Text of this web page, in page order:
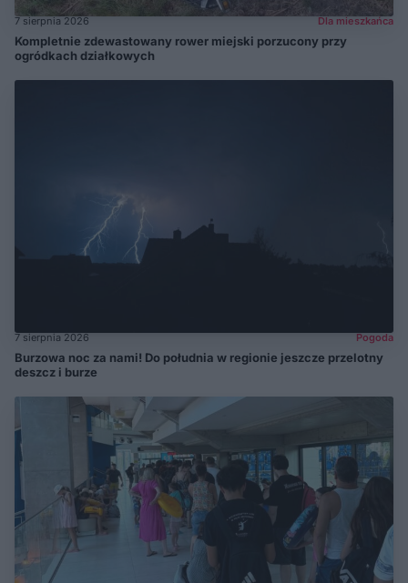
7 sierpnia 2026 Dla mieszkańca
Kompletnie zdewastowany rower miejski porzucony przy
ogródkach działkowych
7 sierpnia 2026 Pogoda
Burzowa noc za nami! Do południa w regionie jeszcze przelotny
deszcz i burze